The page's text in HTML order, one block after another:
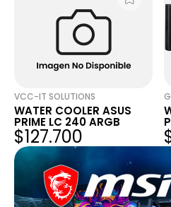
VCC-IT SOLUTIONS
WATER COOLER ASUS
PRIME LC 240 ARGB
$127.700